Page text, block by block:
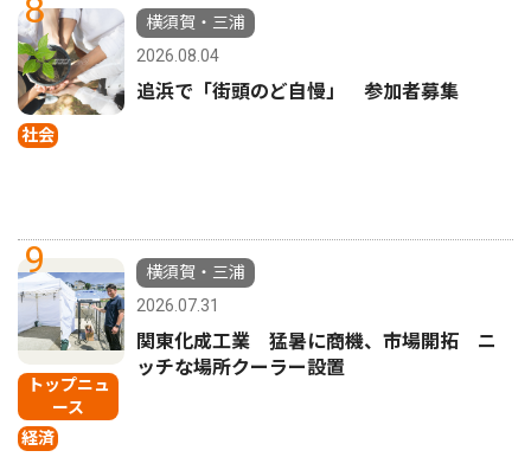
8
社会
横須賀・三浦
2026.08.04
追浜で「街頭のど自慢」 参加者募集
9
トップニュ
ース
経済
横須賀・三浦
2026.07.31
関東化成工業 猛暑に商機、市場開拓 ニ
ッチな場所クーラー設置